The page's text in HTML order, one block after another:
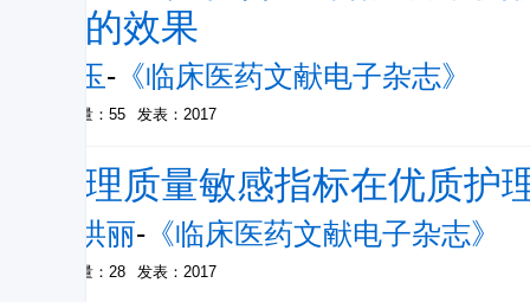
症的效果
张玉- 《临床医药文献电子杂志》
被引量：55 发表：2017
护理质量敏感指标在优质
张洪丽- 《临床医药文献电子杂志》
被引量：28 发表：2017